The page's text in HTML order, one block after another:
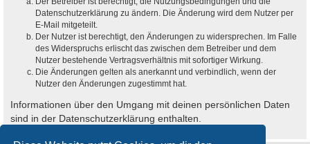
Datenschutzerklärung zu ändern. Die Änderung wird dem Nutzer per
E-Mail mitgeteilt.
Der Nutzer ist berechtigt, den Änderungen zu widersprechen. Im Falle
des Widerspruchs erlischt das zwischen dem Betreiber und dem
Nutzer bestehende Vertragsverhältnis mit sofortiger Wirkung.
Die Änderungen gelten als anerkannt und verbindlich, wenn der
Nutzer den Änderungen zugestimmt hat.
Informationen über den Umgang mit deinen persönlichen Daten
sind in der Datenschutzerklärung enthalten.